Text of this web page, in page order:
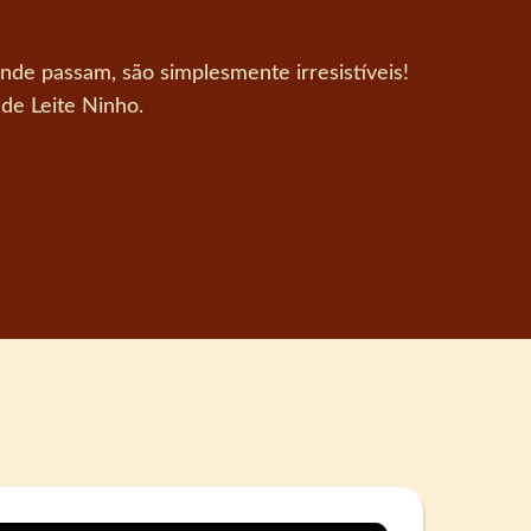
passam, são simplesmente irresistíveis!
Leite Ninho.